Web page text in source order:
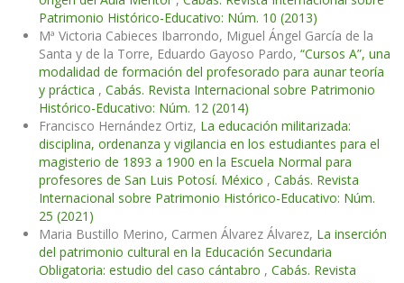
Patrimonio Histórico-Educativo: Núm. 10 (2013)
Mª Victoria Cabieces Ibarrondo, Miguel Ángel García de la
Santa y de la Torre, Eduardo Gayoso Pardo, “Cursos A”, una
modalidad de formación del profesorado para aunar teoría
y práctica , Cabás. Revista Internacional sobre Patrimonio
Histórico-Educativo: Núm. 12 (2014)
Francisco Hernández Ortiz, La educación militarizada:
disciplina, ordenanza y vigilancia en los estudiantes para el
magisterio de 1893 a 1900 en la Escuela Normal para
profesores de San Luis Potosí. México , Cabás. Revista
Internacional sobre Patrimonio Histórico-Educativo: Núm.
25 (2021)
Maria Bustillo Merino, Carmen Álvarez Álvarez, La inserción
del patrimonio cultural en la Educación Secundaria
Obligatoria: estudio del caso cántabro , Cabás. Revista